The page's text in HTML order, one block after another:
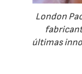
London
últimas